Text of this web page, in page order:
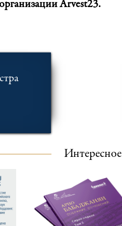
Arvest23.
Интересное